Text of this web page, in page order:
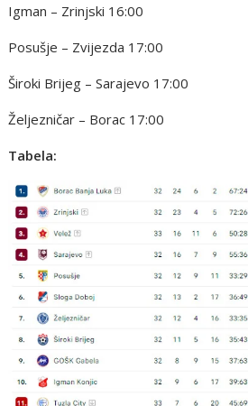
Igman – Zrinjski 16:00
Posušje – Zvijezda 17:00
Široki Brijeg – Sarajevo 17:00
Željezničar – Borac 17:00
Tabela: